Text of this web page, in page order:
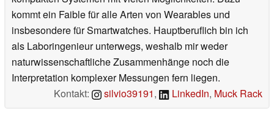
kommt ein Faible für alle Arten von Wearables und
insbesondere für Smartwatches. Hauptberuflich bin ich
als Laboringenieur unterwegs, weshalb mir weder
naturwissenschaftliche Zusammenhänge noch die
Interpretation komplexer Messungen fern liegen.
Kontakt:
silvio39191, LinkedIn, Muck Rack